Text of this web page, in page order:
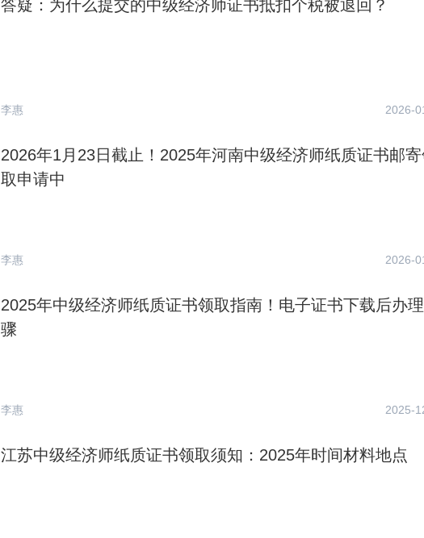
答疑：为什么提交的中级经济师证书抵扣个税被退回？
李惠 2026-
2026年1月23日截止！2025年河南中级经济师纸质证书邮
取申请中
李惠 2026-
2025年中级经济师纸质证书领取指南！电子证书下载后办
骤
李惠 2025-
江苏中级经济师纸质证书领取须知：2025年时间材料地点